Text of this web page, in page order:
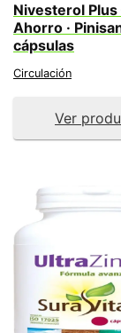
Nivesterol Plus
Ahorro ·
cápsulas
Circulación
Ver